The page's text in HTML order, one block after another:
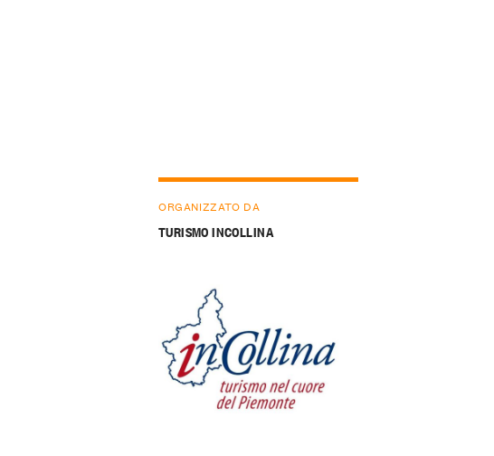
ORGANIZZATO DA
TURISMO INCOLLINA